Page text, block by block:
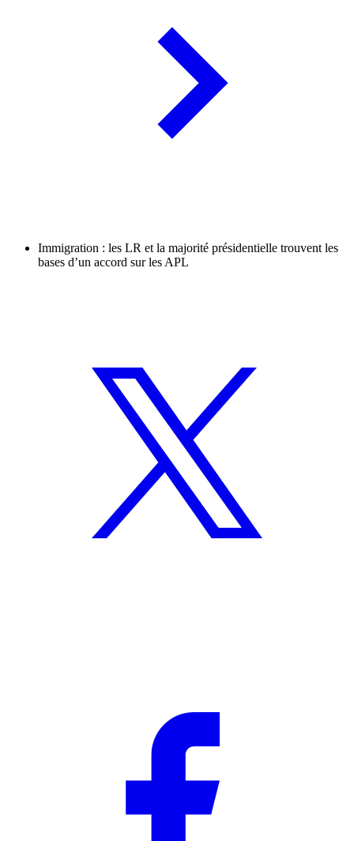
Immigration : les LR et la majorité présidentielle trouvent les
bases d’un accord sur les APL